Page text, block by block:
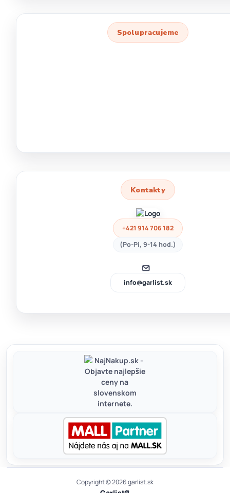
Spolupracujeme
Kontakty
+421 914 706 182
(Po-Pi, 9-14 hod.)
info@garlist.sk
Copyright © 2026 garlist.sk